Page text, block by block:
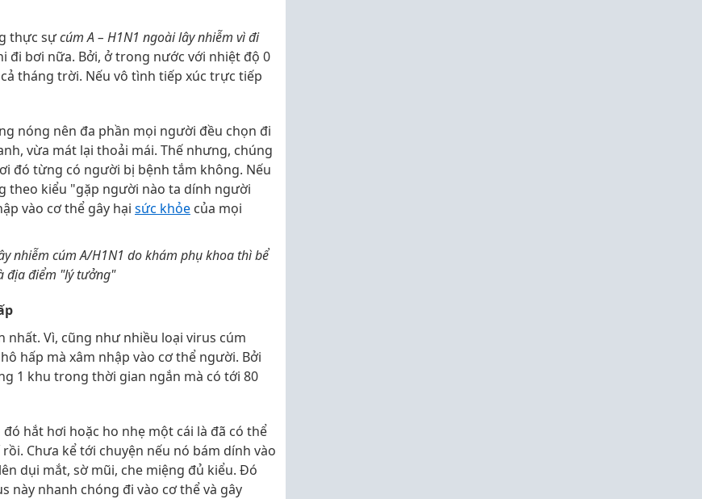
thực sựcúm A – H1N1 ngoài lây nhiễm vì đi
đi bơi nữa. Bởi, ở trong nước với nhiệt độ 0
tháng trời. Nếu vô tình tiếp xúc trực tiếp
nóng nên đa phần mọi người đều chọn đi
vừa mát lại thoải mái. Thế nhưng, chúng
đó từng có người bị bệnh tắm không. Nếu
theo kiểu "gặp người nào ta dính người
vào cơ thể gây hại sức khỏe của mọi
nhiễm cúm A/H1N1 do khám phụ khoa thì bể
địa điểm "lý tưởng"
nhất. Vì, cũng như nhiều loại virus cúm
hấp mà xâm nhập vào cơ thể người. Bởi
1 khu trong thời gian ngắn mà có tới 80
hắt hơi hoặc ho nhẹ một cái là đã có thể
Chưa kể tới chuyện nếu nó bám dính vào
dụi mắt, sờ mũi, che miệng đủ kiểu. Đó
này nhanh chóng đi vào cơ thể và gây